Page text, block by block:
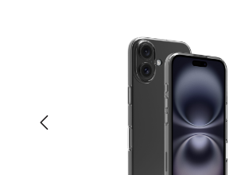
Afbeeldingengalerij overslaan